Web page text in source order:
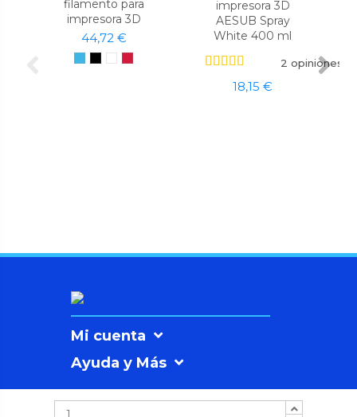
filamento para
impresora 3D
44,72 €
impresora 3D
AESUB Spray
White 400 ml
2 opiniones
18,15 €
Mi cuenta
Ayuda y Más